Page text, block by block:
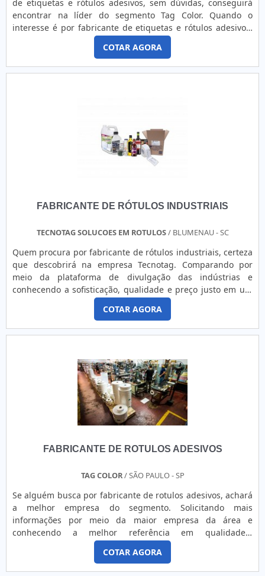
de etiquetas e rótulos adesivos, sem dúvidas, conseguirá
encontrar na líder do segmento Tag Color. Quando o
interesse é por fabricante de etiquetas e rótulos adesivos,
com os melhores profissionais da Tag Color obterá ótima
qualidade com manutenção e comercialização de produtos
para automação.MAIS SOBRE O FABRICANTE DE ETIQUETAS
E RÓTULOS ADESIVOSHá muitas maneiras eficientes de d...
COTAR AGORA
FABRICANTE DE RÓTULOS INDUSTRIAIS
TECNOTAG SOLUCOES EM ROTULOS/ BLUMENAU - SC
Quem procura por fabricante de rótulos industriais, certeza
que descobrirá na empresa Tecnotag. Comparando por
meio da plataforma de divulgação das indústrias e
conhecendo a sofisticação, qualidade e preço justo em um
só lugar.Quando o assunto é fabricante de rótulos
industriais, com a Tecnotag alcançará excelente custo-
benefício com produtos personalizados para os mais
distintos segmentos no mercado.MAIS DETALHES SOBRE
COTAR AGORA
FABRICANTE DE ROTULOS ADESIVOS
TAG COLOR/ SÃO PAULO - SP
Se alguém busca por fabricante de rotulos adesivos, achará
a melhor empresa do segmento. Solicitando mais
informações por meio da maior empresa da área e
conhecendo a melhor referência em qualidade.É
importante lembrar que o produto deve sempre ser
adquirido com empresas especializadas no segmento. Esse
tipo de cuidado ajuda a garantir a qualidade e durabilidade
COTAR AGORA